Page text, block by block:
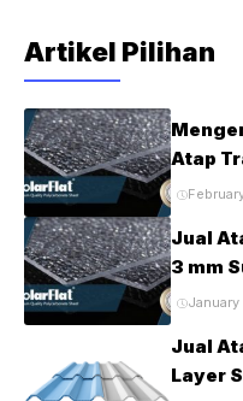
Artikel Pilihan
Atap
Jual
3 mm
Jual
Layer